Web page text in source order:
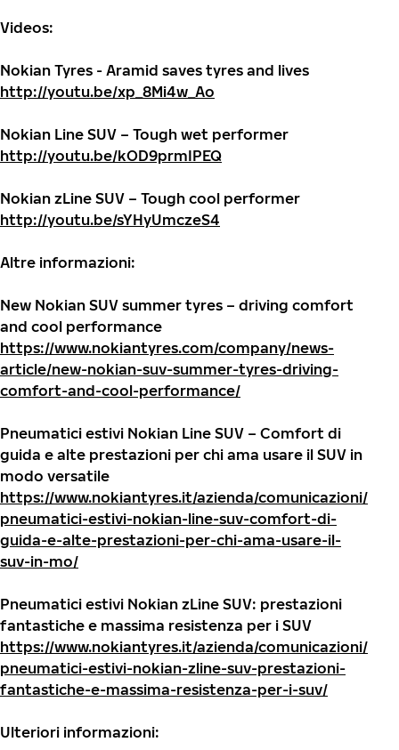
Videos:
Nokian Tyres - Aramid saves tyres and lives
http://youtu.be/xp_8Mi4w_Ao
Nokian Line SUV – Tough wet performer
http://youtu.be/kOD9prmIPEQ
Nokian zLine SUV – Tough cool performer
http://youtu.be/sYHyUmczeS4
Altre informazioni:
New Nokian SUV summer tyres – driving comfort
and cool performance
https://www.nokiantyres.com/company/news-
article/new-nokian-suv-summer-tyres-driving-
comfort-and-cool-performance/
Pneumatici estivi Nokian Line SUV – Comfort di
guida e alte prestazioni per chi ama usare il SUV in
modo versatile
https://www.nokiantyres.it/azienda/comunicazioni/
pneumatici-estivi-nokian-line-suv-comfort-di-
guida-e-alte-prestazioni-per-chi-ama-usare-il-
suv-in-mo/
Pneumatici estivi Nokian zLine SUV: prestazioni
fantastiche e massima resistenza per i SUV
https://www.nokiantyres.it/azienda/comunicazioni/
pneumatici-estivi-nokian-zline-suv-prestazioni-
fantastiche-e-massima-resistenza-per-i-suv/
Ulteriori informazioni: